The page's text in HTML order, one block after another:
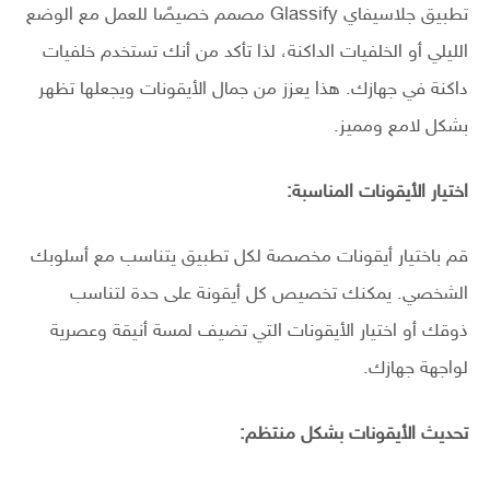
تطبيق جلاسيفاي Glassify مصمم خصيصًا للعمل مع الوضع
الليلي أو الخلفيات الداكنة، لذا تأكد من أنك تستخدم خلفيات
داكنة في جهازك. هذا يعزز من جمال الأيقونات ويجعلها تظهر
بشكل لامع ومميز.
اختيار الأيقونات المناسبة:
قم باختيار أيقونات مخصصة لكل تطبيق يتناسب مع أسلوبك
الشخصي. يمكنك تخصيص كل أيقونة على حدة لتناسب
ذوقك أو اختيار الأيقونات التي تضيف لمسة أنيقة وعصرية
لواجهة جهازك.
تحديث الأيقونات بشكل منتظم: